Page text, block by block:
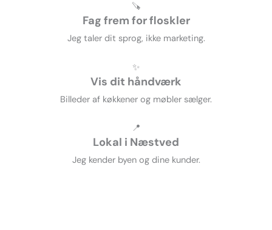
🪚
Fag frem for floskler
Jeg taler dit sprog, ikke marketing.
✨
Vis dit håndværk
Billeder af køkkener og møbler sælger.
📍
Lokal i Næstved
Jeg kender byen og dine kunder.